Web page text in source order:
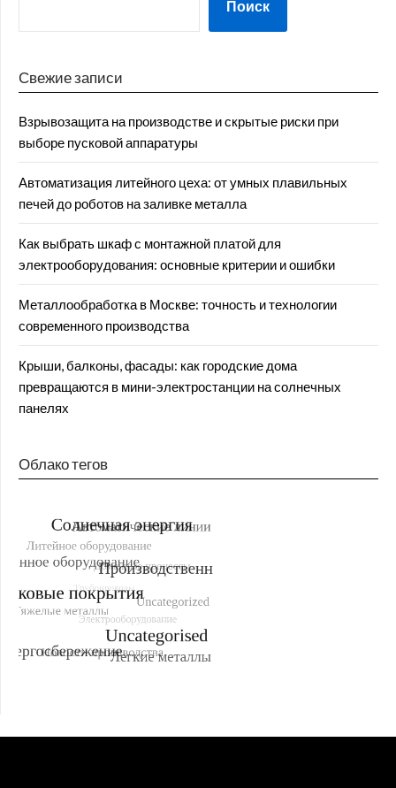
Поиск
Свежие записи
Взрывозащита на производстве и скрытые риски при
выборе пусковой аппаратуры
Автоматизация литейного цеха: от умных плавильных
печей до роботов на заливке металла
Как выбрать шкаф с монтажной платой для
электрооборудования: основные критерии и ошибки
Металлообработка в Москве: точность и технологии
современного производства
Крыши, балконы, фасады: как городские дома
превращаются в мини-электростанции на солнечных
панелях
Облако тегов